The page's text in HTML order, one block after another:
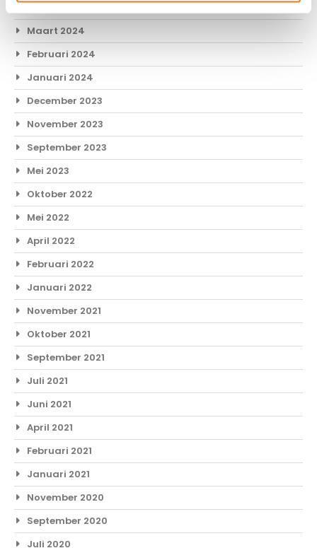
April 2024
Maart 2024
Februari 2024
Januari 2024
December 2023
November 2023
September 2023
Mei 2023
Oktober 2022
Mei 2022
April 2022
Februari 2022
Januari 2022
November 2021
Oktober 2021
September 2021
Juli 2021
Juni 2021
April 2021
Februari 2021
Januari 2021
November 2020
September 2020
Juli 2020